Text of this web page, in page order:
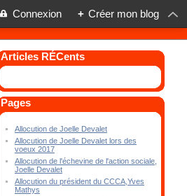
Connexion + Créer mon blog
Articles RÉCents
Pages
Allocution de Joelle Devalet
Allocution de Joelle Devalet lors des
voeux 2017
Allocution de l'échevine de l'action sociale,
Joelle Devalet
Allocution du président du CCCA,Yves
Mathys